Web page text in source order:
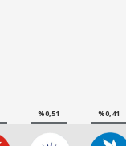
%0,51 %0,41